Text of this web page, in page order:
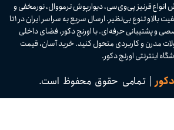
قرنیز پی‌وی‌سی، دیوارپوش ترمووال، نورمخفی و
ابزارهای دکوراسیون داخلی با کیفیت بالا و تنوع بی‌نظیر. ارسال سریع به سراسر ایران در ۱ تا
و پشتیبانی حرفه‌ای. با اورنج دکور، فضای داخلی
مدرن و کاربردی متحول کنید. خرید آسان، قیمت
اینترنتی اورنج دکور.​​​​​​​
| تمامی حقوق محفوظ است.​​​​​​​